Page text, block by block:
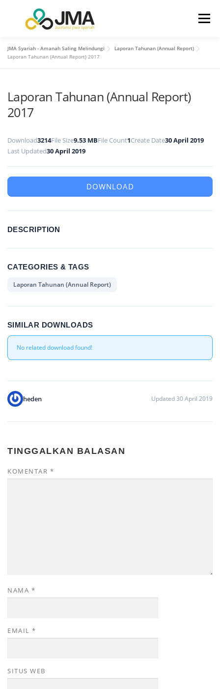
Menu
BERANDA TENTANG KAMI
HUBUNGAN INVESTOR PRODUK LAYANAN
JMA Syariah - Amanah Saling Melindungi
Laporan Tahunan (Annual Report)
Laporan Tahunan (Annual Report) 2017
Laporan Tahunan (Annual Report)
2017
Download3214File Size9.53 MBFile Count1Create Date30 April 2019
Last Updated30 April 2019
DOWNLOAD
DESCRIPTION
CATEGORIES & TAGS
Laporan Tahunan (Annual Report)
SIMILAR DOWNLOADS
No related download found!
heden Updated 30 April 2019
TINGGALKAN BALASAN
KOMENTAR *
NAMA *
EMAIL *
SITUS WEB